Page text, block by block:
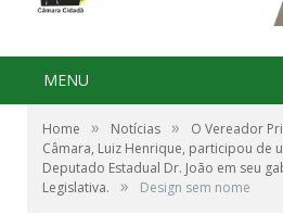
MENU
Home » Notícias »
O Vereador
Câmara, Luiz Henrique, participou de
Deputado Estadual Dr. João em seu
Legislativa.
» Design sem nome